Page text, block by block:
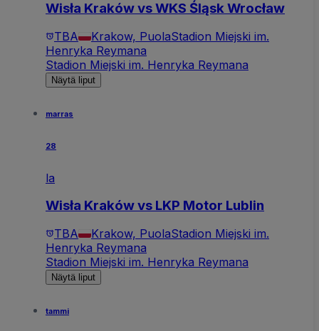
Wisła Kraków vs WKS Śląsk Wrocław
TBA Krakow, PuolaStadion Miejski im.
Henryka Reymana
Stadion Miejski im. Henryka Reymana
Näytä liput
marras
28
la
Wisła Kraków vs LKP Motor Lublin
TBA Krakow, PuolaStadion Miejski im.
Henryka Reymana
Stadion Miejski im. Henryka Reymana
Näytä liput
tammi